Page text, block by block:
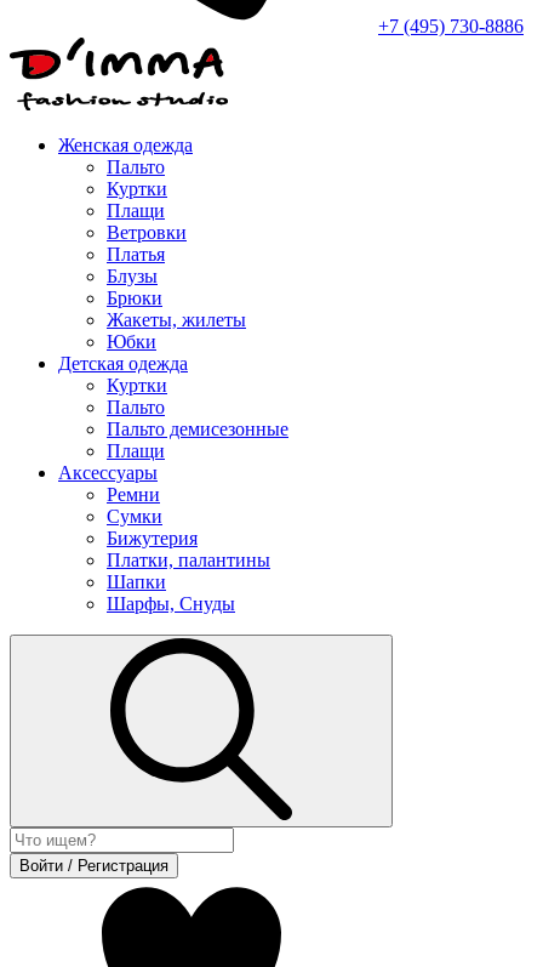
+7 (495) 730-8886
Женская одежда
Пальто
Куртки
Плащи
Ветровки
Платья
Блузы
Брюки
Жакеты, жилеты
Юбки
Детская одежда
Куртки
Пальто
Пальто демисезонные
Плащи
Аксессуары
Ремни
Сумки
Бижутерия
Платки, палантины
Шапки
Шарфы, Снуды
Войти / Регистрация